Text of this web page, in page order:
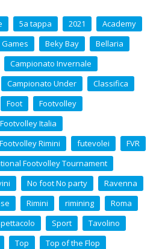
5a tappa 2021
Academy
Beky Bay
Bellaria
Campionato Invernale
Campionato Under
Classifica
Foot
Footvolley
Footvolley Italia
Footvolley Rimini futevolei
FVR
Footvolley Tournament
No foot No party
Ravenna
Rimini rimining
Roma
Sport
Tavolino
Top Top of the Flop